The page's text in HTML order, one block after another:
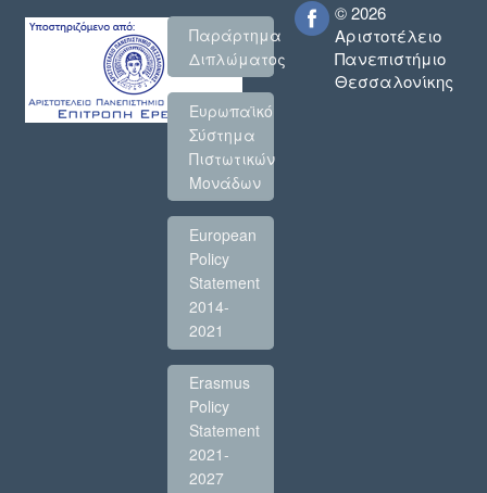
Παράρτημα
Διπλώματος
Ευρωπαϊκό
Σύστημα
Πιστωτικών
Μονάδων
European
Policy
Statement
2014-
2021
Erasmus
Policy
Statement
2021-
2027
© 2026
Αριστοτέλειο
Πανεπιστήμιο
Θεσσαλονίκης